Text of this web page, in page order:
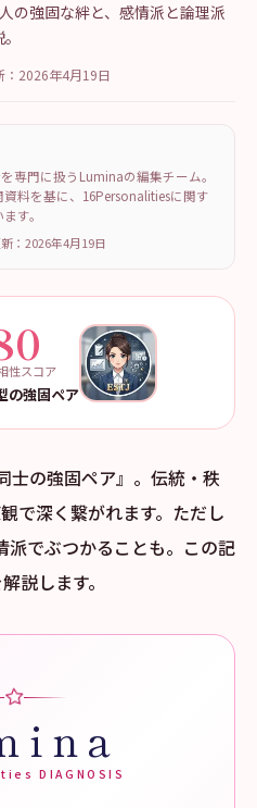
の強固な絆と、感情派と論理派
2026年4月19日
専門に扱うLuminaの編集チーム。
料を基に、16Personalitiesに関す
す。
： 2026年4月19日
性スコア
の強固ペア
士の強固ペア』。伝統・秩
で深く繋がれます。ただし
派でぶつかることも。この記
説します。
DIAGNOSIS